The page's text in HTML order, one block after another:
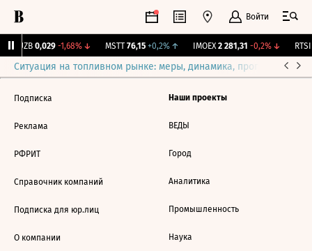
Войти
KUZB 0,029 -1,68%↓ MSTT 76,15 +0,2%↑ IMOEX 2 281,31 -0,2%↓ RTSI
Ситуация на топливном рынке: меры, динамика, прогнозы
Подписка
Реклама
РФРИТ
Справочник компаний
Подписка для юр.лиц
О компании
Наши проекты
ВЕДЫ
Город
Аналитика
Промышленность
Наука